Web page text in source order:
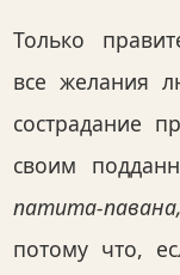
Только
все желания
сострадание
своим
патита-павана,
потому что,